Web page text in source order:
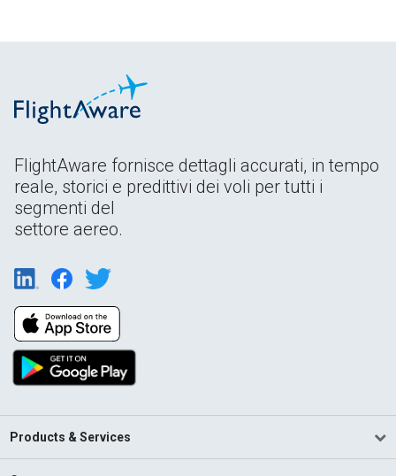
FlightAware fornisce dettagli accurati, in tempo
reale, storici e predittivi dei voli per tutti i
segmenti del
settore aereo.
Products & Services